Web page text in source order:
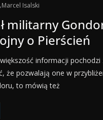
Marcel Isalski
militarny
o Pierścień
informacji pochodzi
że pozwalają one w
to mówią też